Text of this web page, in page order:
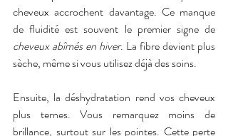
cheveux accrochent davantage. Ce manque
cheveux abîmés en hiver. La fibre devient plus
sèche, même si vous utilisez déjà des soins.
Ensuite, la déshydratation rend vos cheveux
plus ternes. Vous remarquez moins de
brillance, surtout sur les pointes. Cette perte